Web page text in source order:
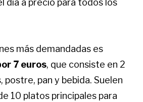
día a precio para todos los
más demandadas es
7 euros, que consiste en 2
postre, pan y bebida. Suelen
10 platos principales para